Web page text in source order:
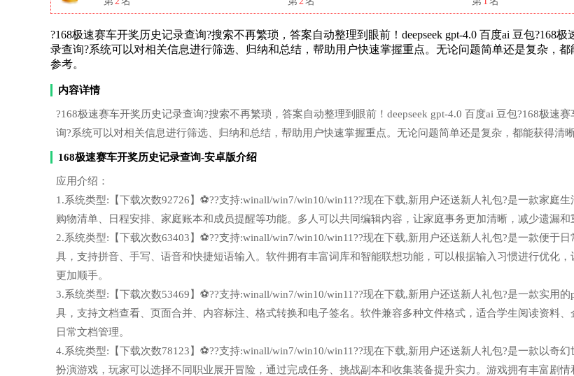
?168极速赛车开奖历史记录查询?搜索不再繁琐，答案自动整理到眼前！deepseek gpt-4.0 百度ai 豆包?168
录查询?系统可以对相关信息进行筛选、归纳和总结，帮助用户快速掌握重点。无论问题简单还是复杂，
参考。
内容详情
?168极速赛车开奖历史记录查询?搜索不再繁琐，答案自动整理到眼前！deepseek gpt-4.0 百度ai 豆包?168极速
询?系统可以对相关信息进行筛选、归纳和总结，帮助用户快速掌握重点。无论问题简单还是复杂，都能获得清晰
168极速赛车开奖历史记录查询-安卓版介绍
应用介绍：
1.系统类型:【下载次数92726】⚽??支持:winall/win7/win10/win11??现在下载,新用户还送新人礼包?是一款家庭
购物清单、日程安排、家庭账本和成员提醒等功能。多人可以共同编辑内容，让家庭事务更加清晰，减少遗漏和
2.系统类型:【下载次数63403】⚽??支持:winall/win7/win10/win11??现在下载,新用户还送新人礼包?是一款便于
具，支持拼音、手写、语音和快捷短语输入。软件拥有丰富词库和智能联想功能，可以根据输入习惯进行优化
更加顺手。
3.系统类型:【下载次数53469】⚽??支持:winall/win7/win10/win11??现在下载,新用户还送新人礼包?是一款实用的
具，支持文档查看、页面合并、内容标注、格式转换和电子签名。软件兼容多种文件格式，适合学生阅读资料、
日常文档管理。
4.系统类型:【下载次数78123】⚽??支持:winall/win7/win10/win11??现在下载,新用户还送新人礼包?是一款以奇
扮演游戏，玩家可以选择不同职业展开冒险，通过完成任务、挑战副本和收集装备提升实力。游戏拥有丰富剧情